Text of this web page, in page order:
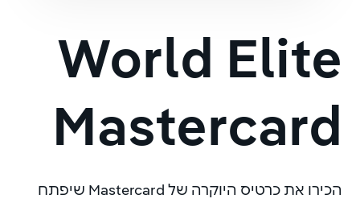
World Elite
Mastercard
הכירו את כרטיס היוקרה של Mastercard שיפתח